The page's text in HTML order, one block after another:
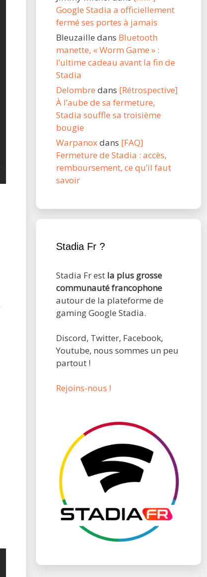
Google Stadia a officiellement
fermé ses portes à jamais
Bleuzaille dans Bluetooth
manette, « Worm Game » :
l’ultime cadeau avant la fin de
Stadia
Delombre dans [Rétrospective]
À l’aube de sa fermeture,
Stadia souffle sa troisième
bougie
Warpanoxdans [FAQ]
Fermeture de Stadia : accès,
remboursement, ce qu’il faut
savoir
Stadia Fr ?
Stadia Fr est la plus grosse
communauté francophone
autour de la plateforme de
gaming Google Stadia.
Discord, Twitter, Facebook,
Youtube, nous sommes un peu
partout !
Rejoins-nous !